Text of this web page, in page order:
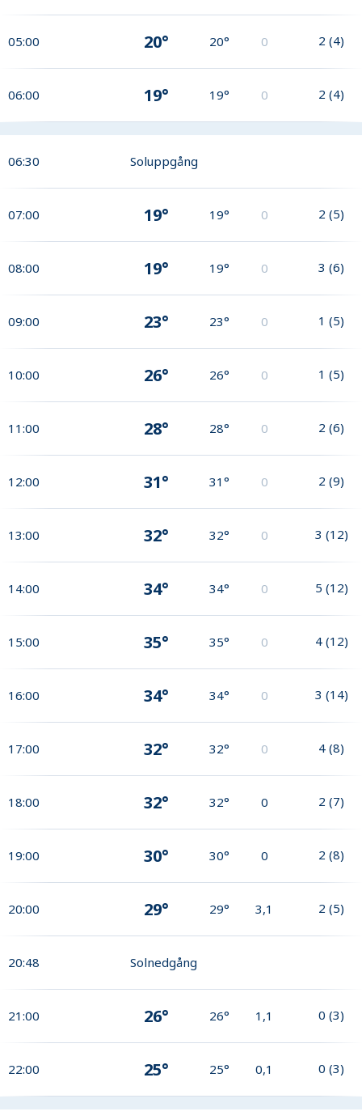
05:00 20° 20° 0 2 (4)
06:00 19° 19° 0 2 (4)
06:30 Soluppgång
07:00 19° 19° 0 2 (5)
08:00 19° 19° 0 3 (6)
09:00 23° 23° 0 1 (5)
10:00 26° 26° 0 1 (5)
11:00 28° 28° 0 2 (6)
12:00 31° 31° 0 2 (9)
13:00 32° 32° 0 3 (12)
14:00 34° 34° 0 5 (12)
15:00 35° 35° 0 4 (12)
16:00 34° 34° 0 3 (14)
17:00 32° 32° 0 4 (8)
18:00 32° 32° 0 2 (7)
19:00 30° 30° 0 2 (8)
20:00 29° 29° 3,1 2 (5)
20:48 Solnedgång
21:00 26° 26° 1,1 0 (3)
22:00 25° 25° 0,1 0 (3)